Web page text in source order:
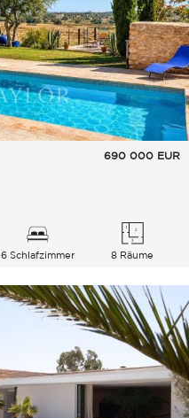
690 000 EUR
6 Schlafzimmer 8 Räume